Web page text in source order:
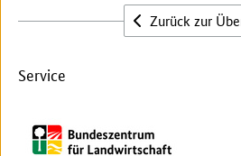
Zurück zur
Service